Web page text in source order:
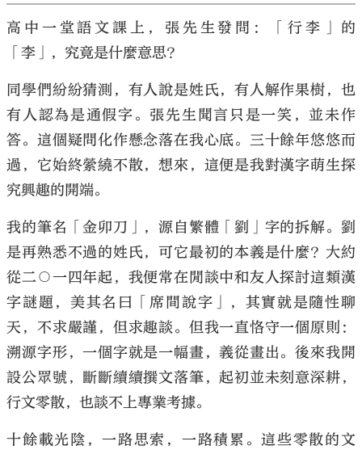
大公文匯
高中一堂語文課上，張先生發問：「行李」的
「李」，究竟是什麼意思？
同學們紛紛猜測，有人說是姓氏，有人解作果樹，也
有人認為是通假字。張先生聞言只是一笑，並未作
答。這個疑問化作懸念落在我心底。三十餘年悠悠而
過，它始終縈繞不散，想來，這便是我對漢字萌生探
究興趣的開端。
我的筆名「金卯刀」，源自繁體「劉」字的拆解。劉
是再熟悉不過的姓氏，可它最初的本義是什麼？大約
從二○一四年起，我便常在閒談中和友人探討這類漢
字謎題，美其名曰「席間說字」，其實就是隨性聊
天，不求嚴謹，但求趣談。但我一直恪守一個原則：
溯源字形，一個字就是一幅畫，義從畫出。後來我開
設公眾號，斷斷續續撰文落筆，起初並未刻意深耕，
行文零散，也談不上專業考據。
十餘載光陰，一路思索，一路積累。這些零散的文